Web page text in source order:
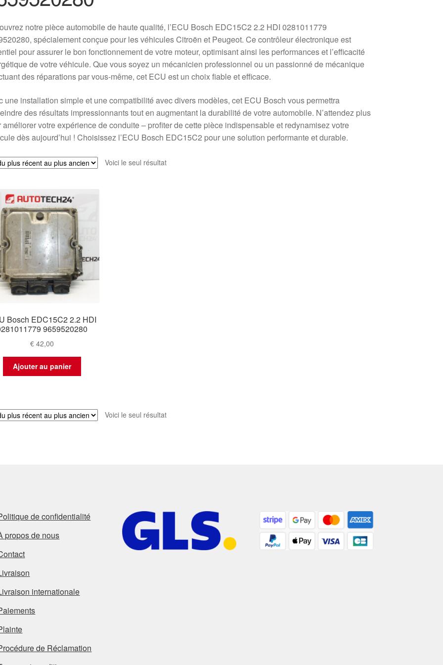
notre pièce automobile de haute qualité, l’ECU Bosch EDC15C2 2.2 HDI 0281011779
spécialement conçue pour les véhicules Citroën et Peugeot. Ce contrôleur électronique est
pour assurer le bon fonctionnement de votre moteur, optimisant ainsi les performances et l’efficacité
de votre véhicule. Que vous soyez un mécanicien professionnel ou un passionné de mécanique
des réparations par vous-même, cet ECU est un choix fiable et efficace.
une installation simple et une compatibilité avec divers modèles, cet ECU Bosch vous permettra
des résultats impressionnants tout en augmentant la durabilité de votre automobile. N’attendez plus
améliorer votre expérience de conduite – profiter de cette pièce indispensable et redynamisez votre
dès aujourd’hui ! Choisissez l’ECU Bosch EDC15C2 pour une solution performante et durable.
Voici le seul résultat
Bosch EDC15C2 2.2 HDI
9659520280
€ 42,00
Ajouter au panier
Voici le seul résultat
de confidentialité
propos de nous
internationale
de Réclamation